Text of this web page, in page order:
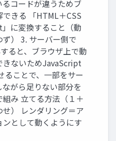
るコードが違うためブ
できる 「HTML＋CSS
に変換すること（動
） 3. サーバー側で
ると、ブラウザ上で動
きないためJavaScript
ることで、一部をサー
がら足りない部分を
組み 立てる方法（１＋
せ） レンダリング＝ア
ンとして動くようにす